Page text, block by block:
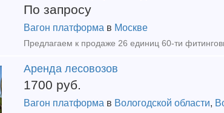
По запросу
Вагон платформа в Москве
Аренда лесовозов
1700 руб.
Вагон платформа в Вологодской области,